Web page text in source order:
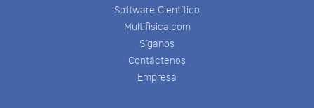
Software Científico
Multifisica.com
Síganos
Contáctenos
Empresa